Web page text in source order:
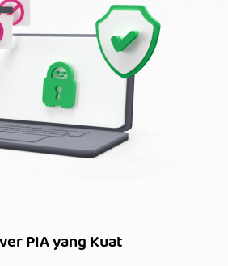
PIA yang Kuat